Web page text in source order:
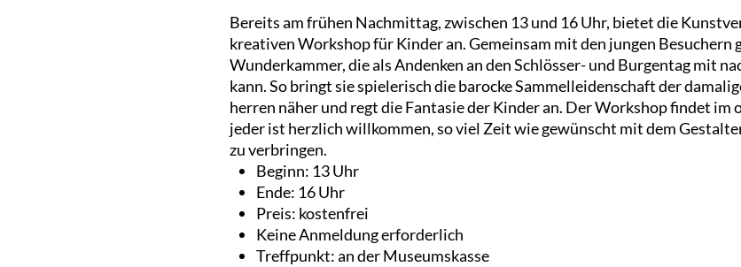
Bereits am frühen Nachmittag, zwischen 13 und 16 Uhr, bietet die
kreativen Workshop für Kinder an. Gemeinsam mit den jungen
Wunderkammer, die als Andenken an den Schlösser- und Burgentag mit
kann. So bringt sie spielerisch die barocke Sammelleidenschaft der
herren näher und regt die Fantasie der Kinder an. Der Workshop findet im
jeder ist herzlich willkommen, so viel Zeit wie gewünscht mit dem
zu verbringen.
Beginn: 13 Uhr
Ende: 16 Uhr
Preis: kostenfrei
Keine Anmeldung erforderlich
Treffpunkt: an der Museumskasse